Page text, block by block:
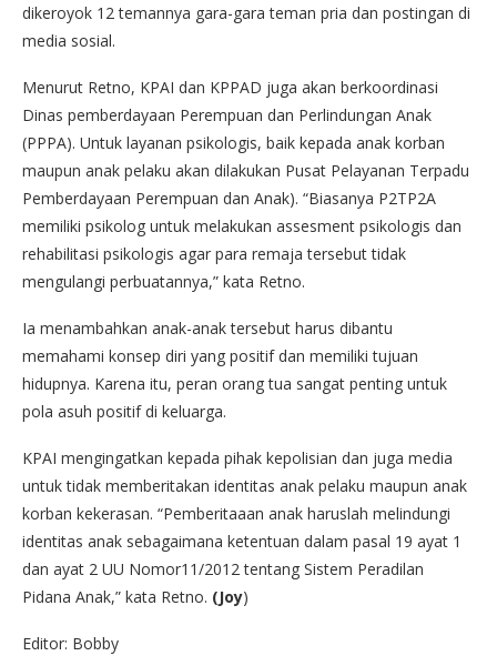
dikeroyok 12 temannya gara-gara teman pria dan postingan di
media sosial.
Menurut Retno, KPAI dan KPPAD juga akan berkoordinasi
Dinas pemberdayaan Perempuan dan Perlindungan Anak
(PPPA). Untuk layanan psikologis, baik kepada anak korban
maupun anak pelaku akan dilakukan Pusat Pelayanan Terpadu
Pemberdayaan Perempuan dan Anak). “Biasanya P2TP2A
memiliki psikolog untuk melakukan assesment psikologis dan
rehabilitasi psikologis agar para remaja tersebut tidak
mengulangi perbuatannya,” kata Retno.
Ia menambahkan anak-anak tersebut harus dibantu
memahami konsep diri yang positif dan memiliki tujuan
hidupnya. Karena itu, peran orang tua sangat penting untuk
pola asuh positif di keluarga.
KPAI mengingatkan kepada pihak kepolisian dan juga media
untuk tidak memberitakan identitas anak pelaku maupun anak
korban kekerasan. “Pemberitaaan anak haruslah melindungi
identitas anak sebagaimana ketentuan dalam pasal 19 ayat 1
dan ayat 2 UU Nomor11/2012 tentang Sistem Peradilan
Pidana Anak,” kata Retno. (Joy)
Editor: Bobby